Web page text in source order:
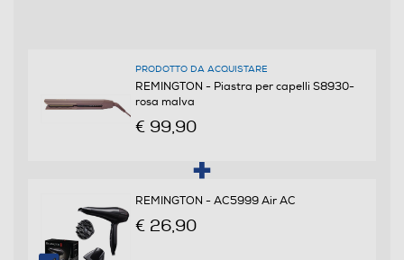
Modellatore a Vapore
Piastre intercambiabili
PRODOTTO DA ACQUISTARE
REMINGTON - Piastra per capelli S8930-
rosa malva
€ 99,90
REMINGTON - AC5999 Air AC
€ 26,90